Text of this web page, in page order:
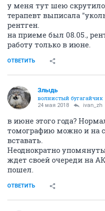
у меня тут шею
терапевт выписала
рентген.
на приеме был 08.05.,
работу только в июне.
ОТВЕТИТЬ
Злыдь
волнистый бугагайчик
24 мая 2018 ivаn_zh
в июне этого года?
томографию можно и на
вставать.
Неоднократно
ждет своей очереди на
пошел.
ОТВЕТИТЬ